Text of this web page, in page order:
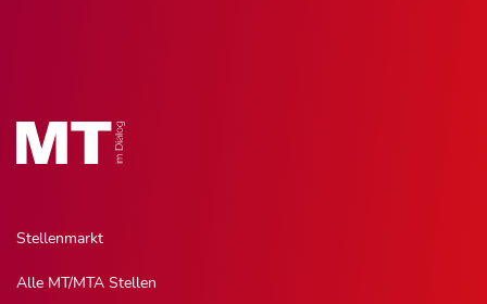
Stellenmarkt
Alle MT/MTA Stellen